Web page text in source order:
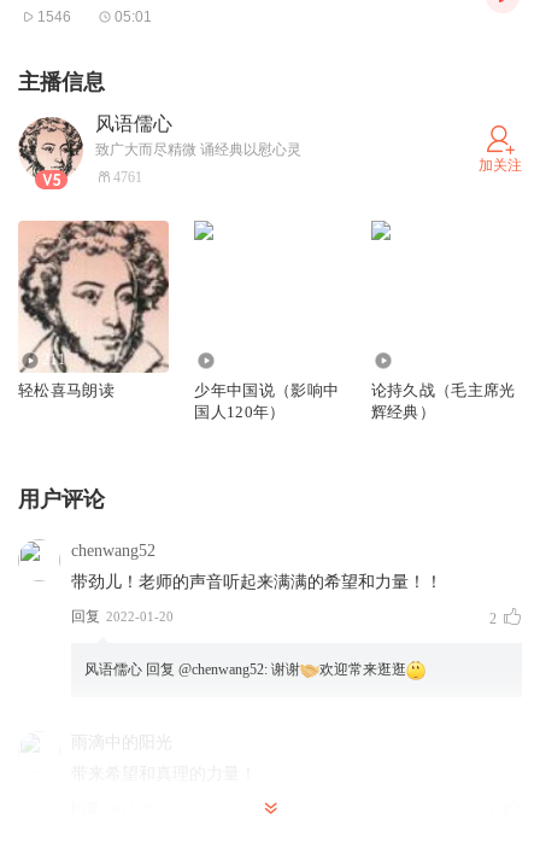
1546 05:01
主播信息
风语儒心
致广大而尽精微 诵经典以慰心灵
4761
加关注
211
轻松喜马朗读
少年中国说（影响中
国人120年）
论持久战（毛主席光
辉经典）
用户评论
chenwang52
带劲儿！老师的声音听起来满满的希望和力量！！
回复 2022-01-20 2
风语儒心 回复 @chenwang52: 谢谢 欢迎常来逛逛
雨滴中的阳光